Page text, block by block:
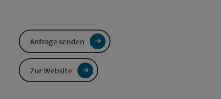
Anfrage senden
Zur Website